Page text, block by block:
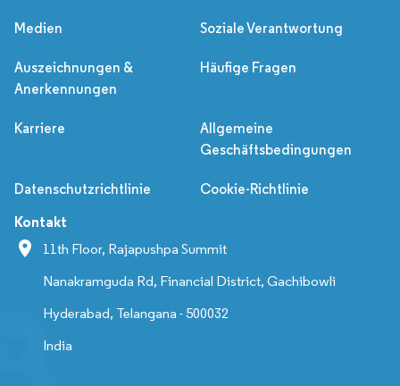
Medien Soziale Verantwortung
Auszeichnungen &
Anerkennungen
Häufige Fragen
Karriere
Allgemeine
Geschäftsbedingungen
Datenschutzrichtlinie Cookie-Richtlinie
Kontakt
11th Floor, Rajapushpa Summit
Nanakramguda Rd, Financial District, Gachibowli
Hyderabad, Telangana - 500032
India